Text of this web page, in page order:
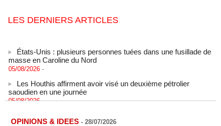
LES DERNIERS ARTICLES
États-Unis : plusieurs personnes tuées dans une fusillade de
masse en Caroline du Nord
05/08/2026 -
saoudien en une journée
05/08/2026 -
saoudien en une journée
OPINIONS & IDEES - 28/07/2026